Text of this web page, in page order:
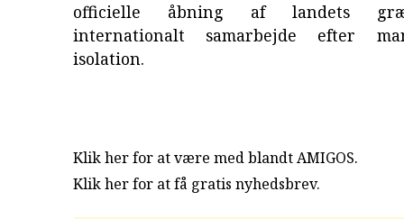
officielle åbning af landets
internationalt samarbejde efter
isolation.
Klik her for at være med blandt AMIGOS.
Klik her for at få gratis nyhedsbrev.